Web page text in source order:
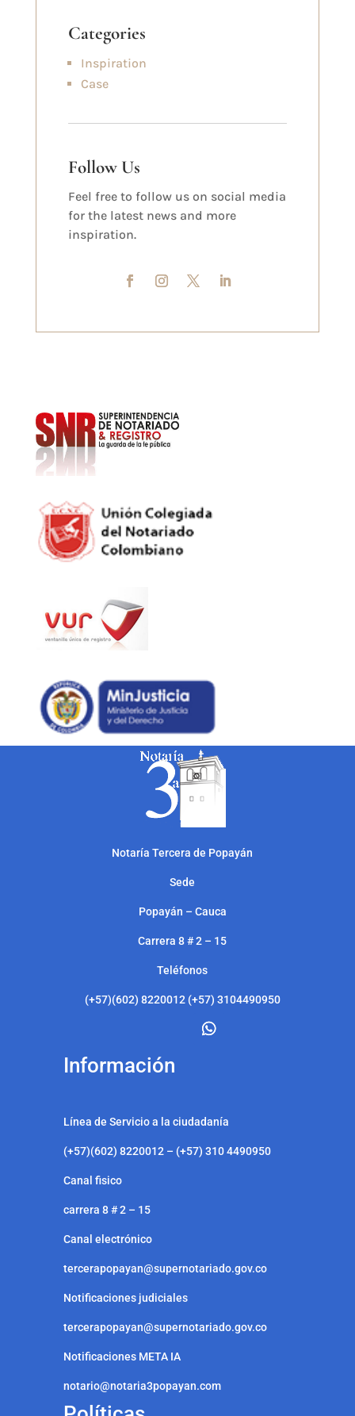
Categories
Inspiration
Case
Follow Us
Feel free to follow us on social media
for the latest news and more
inspiration.
Notaría Tercera de Popayán
Sede
Popayán – Cauca
Carrera 8 # 2 – 15
Teléfonos
(+57)(602) 8220012 (+57) 3104490950
Información
Línea de Servicio a la ciudadanía
(+57)(602) 8220012 – (+57) 310 4490950
Canal fisico
carrera 8 # 2 – 15
Canal electrónico
tercerapopayan@supernotariado.gov.co
Notificaciones judiciales
tercerapopayan@supernotariado.gov.co
Notificaciones META IA
notario@notaria3popayan.com